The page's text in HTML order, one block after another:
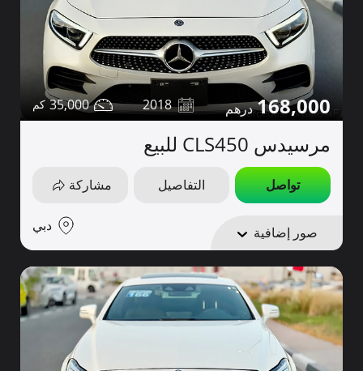
168,000
2018
35,000
مرسيدس CLS450 للبيع
تواصل التفاصيل مشاركة
صور إضافية دبي